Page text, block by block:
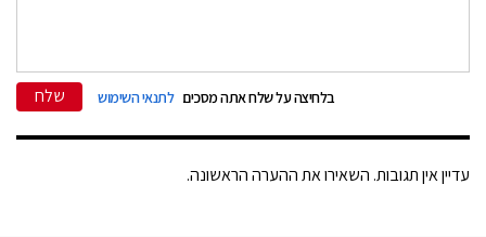
בלחיצה על שלח אתה מסכים לתנאי השימוש שלח
עדיין אין תגובות. השאירו את ההערה הראשונה.